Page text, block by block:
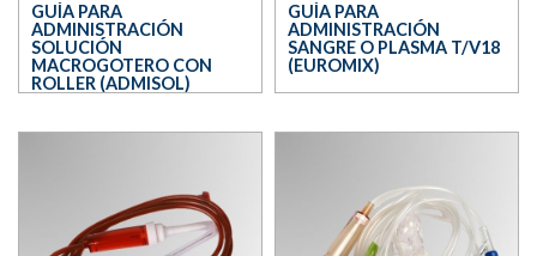
GUÍA PARA
ADMINISTRACIÓN
SOLUCIÓN
MACROGOTERO CON
ROLLER (ADMISOL)
GUÍA PARA
ADMINISTRACIÓN
SANGRE O PLASMA T/V18
(EUROMIX)